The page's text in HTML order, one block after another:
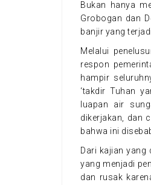
Bukan hanya
Grobogan dan
banjir yang
Melalui
respon
hampir
‘takdir Tuhan
luapan air
dikerjakan, dan
bahwa ini
Dari kajian yang
yang menjadi
dan rusak